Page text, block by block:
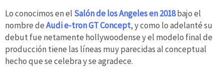
Lo conocimos en el Salón de los Angeles en 2018bajo el
nombre deAudi e-tron GT Concept, y como lo adelanté su
debut fue netamente hollywoodense y el modelo final de
producción tiene las líneas muy parecidas al conceptual
hecho que se celebra y se agradece.